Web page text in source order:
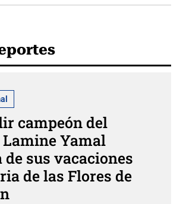
campeón del
Yamal
sus vacaciones
de las Flores de